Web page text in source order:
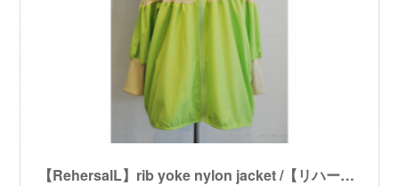
【RehersalL】rib yoke nylon jacket /【リハーズオール】リブヨークナイロンジャケット